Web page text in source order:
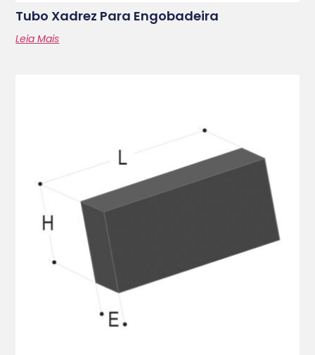
Tubo Xadrez Para Engobadeira
Leia Mais